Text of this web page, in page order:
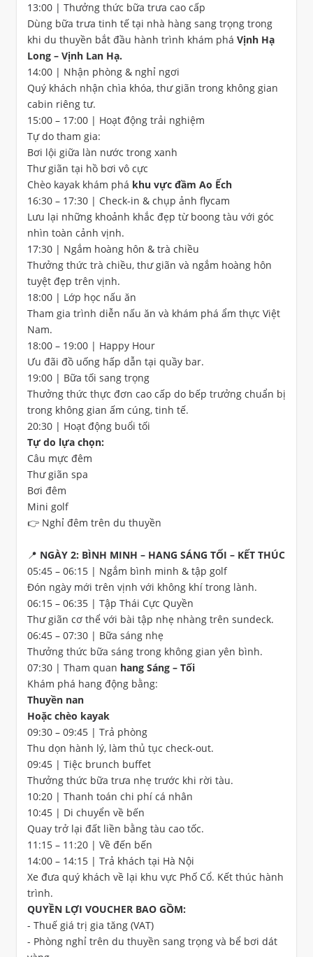
13:00 | Thưởng thức bữa trưa cao cấp
Dùng bữa trưa tinh tế tại nhà hàng sang trọng trong
khi du thuyền bắt đầu hành trình khám phá Vịnh Hạ
Long – Vịnh Lan Hạ.
14:00 | Nhận phòng & nghỉ ngơi
Quý khách nhận chìa khóa, thư giãn trong không gian
cabin riêng tư.
15:00 – 17:00 | Hoạt động trải nghiệm
Tự do tham gia:
Bơi lội giữa làn nước trong xanh
Thư giãn tại hồ bơi vô cực
Chèo kayak khám phá khu vực đầm Ao Ếch
16:30 – 17:30 | Check-in & chụp ảnh flycam
Lưu lại những khoảnh khắc đẹp từ boong tàu với góc
nhìn toàn cảnh vịnh.
17:30 | Ngắm hoàng hôn & trà chiều
Thưởng thức trà chiều, thư giãn và ngắm hoàng hôn
tuyệt đẹp trên vịnh.
18:00 | Lớp học nấu ăn
Tham gia trình diễn nấu ăn và khám phá ẩm thực Việt
Nam.
18:00 – 19:00 | Happy Hour
Ưu đãi đồ uống hấp dẫn tại quầy bar.
19:00 | Bữa tối sang trọng
Thưởng thức thực đơn cao cấp do bếp trưởng chuẩn bị
trong không gian ấm cúng, tinh tế.
20:30 | Hoạt động buổi tối
Tự do lựa chọn:
Câu mực đêm
Thư giãn spa
Bơi đêm
Mini golf
👉 Nghỉ đêm trên du thuyền
📍 NGÀY 2: BÌNH MINH – HANG SÁNG TỐI – KẾT THÚC
05:45 – 06:15 | Ngắm bình minh & tập golf
Đón ngày mới trên vịnh với không khí trong lành.
06:15 – 06:35 | Tập Thái Cực Quyền
Thư giãn cơ thể với bài tập nhẹ nhàng trên sundeck.
06:45 – 07:30 | Bữa sáng nhẹ
Thưởng thức bữa sáng trong không gian yên bình.
07:30 | Tham quan hang Sáng – Tối
Khám phá hang động bằng:
Thuyền nan
Hoặc chèo kayak
09:30 – 09:45 | Trả phòng
Thu dọn hành lý, làm thủ tục check-out.
09:45 | Tiệc brunch buffet
Thưởng thức bữa trưa nhẹ trước khi rời tàu.
10:20 | Thanh toán chi phí cá nhân
10:45 | Di chuyển về bến
Quay trở lại đất liền bằng tàu cao tốc.
11:15 – 11:20 | Về đến bến
14:00 – 14:15 | Trả khách tại Hà Nội
Xe đưa quý khách về lại khu vực Phố Cổ. Kết thúc hành
trình.
QUYỀN LỢI VOUCHER BAO GỒM:
- Thuế giá trị gia tăng (VAT)
- Phòng nghỉ trên du thuyền sang trọng và bể bơi dát